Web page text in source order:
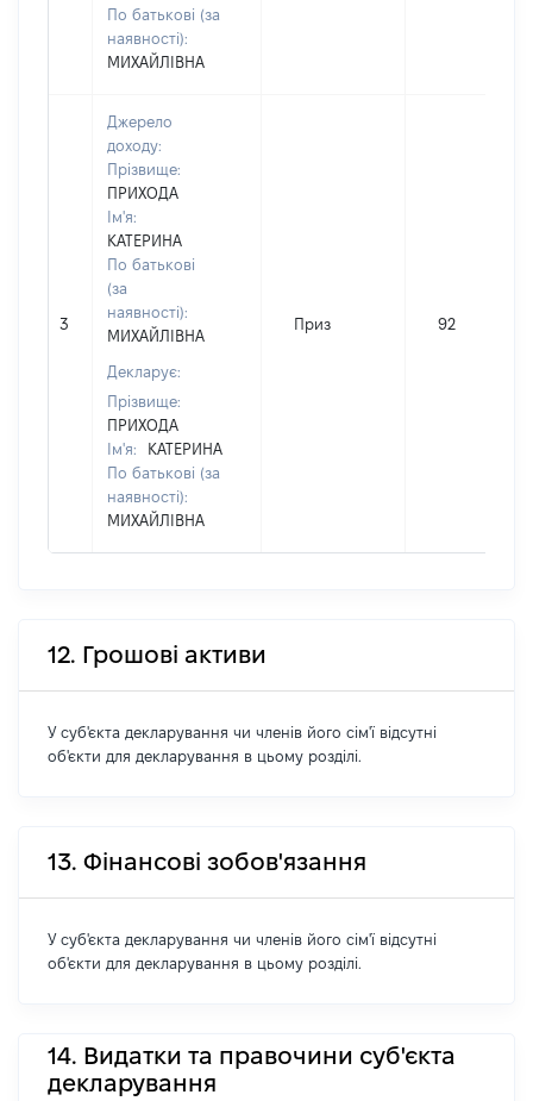
По батькові (за
наявності):
МИХАЙЛІВНА
3
Джерело
доходу:
Прізвище:
ПРИХОДА
Ім'я:
КАТЕРИНА
По батькові
(за
наявності):
МИХАЙЛІВНА
Декларує:
Прізвище:
ПРИХОДА
Ім'я:
КАТЕРИНА
По батькові (за
наявності):
МИХАЙЛІВНА
Приз 92
12. Грошові активи
У суб'єкта декларування чи членів його сім'ї відсутні
об'єкти для декларування в цьому розділі.
13. Фінансові зобов'язання
У суб'єкта декларування чи членів його сім'ї відсутні
об'єкти для декларування в цьому розділі.
14. Видатки та правочини суб'єкта
декларування